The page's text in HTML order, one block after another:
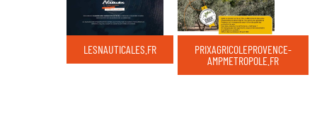
LESNAUTICALES.FR
PRIXAGRICOLEPROVENCE-
AMPMETROPOLE.FR